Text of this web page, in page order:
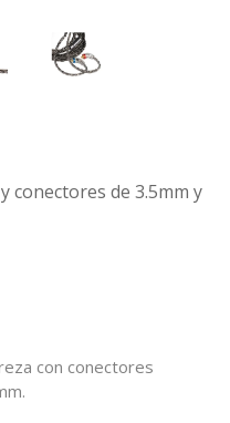
conectores de 3.5mm y
con conectores